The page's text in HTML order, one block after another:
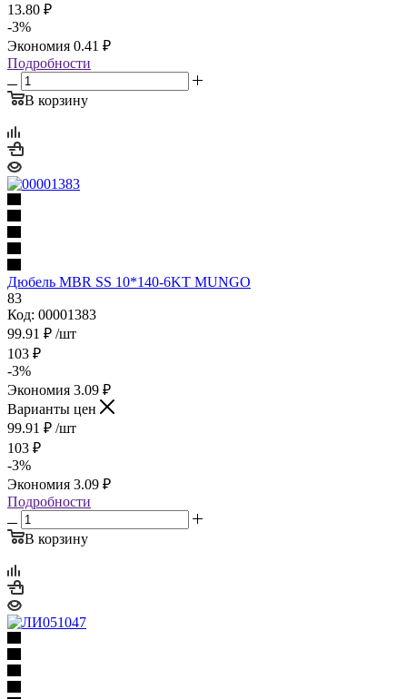
13.80 ₽
-3%
Экономия 0.41 ₽
Подробности
В корзину
Дюбель MBR SS 10*140-6KT MUNGO
83
Код: 00001383
99.91 ₽ /шт
103 ₽
-3%
Экономия 3.09 ₽
Варианты цен
99.91 ₽ /шт
103 ₽
-3%
Экономия 3.09 ₽
Подробности
В корзину